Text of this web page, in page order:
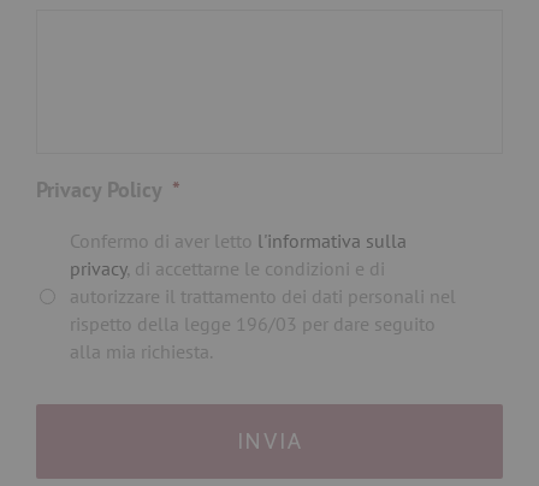
Privacy Policy *
Confermo di aver letto l'informativa sulla
privacy, di accettarne le condizioni e di
autorizzare il trattamento dei dati personali nel
rispetto della legge 196/03 per dare seguito
alla mia richiesta.